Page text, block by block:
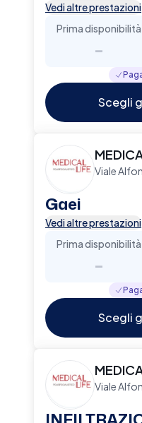
Vedi altre prestazioni
Prima disponibilità
-
Scegli
Viale
Gaei
Vedi altre prestazioni
Prima disponibilità
-
Scegli
Viale